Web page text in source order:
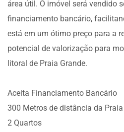
área útil. O imóvel será vendido
financiamento bancário,
está em um ótimo preço para a
potencial de valorização para
litoral de Praia Grande.
Aceita Financiamento Bancário
300 Metros de distância da Praia
2 Quartos